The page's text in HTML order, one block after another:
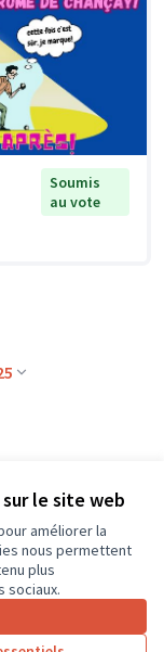
le site web
améliorer la
nous permettent
plus
sociaux.
Soumis
au vote